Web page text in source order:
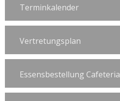
Terminkalender
Vertretungsplan
Essensbestellung Cafeteria